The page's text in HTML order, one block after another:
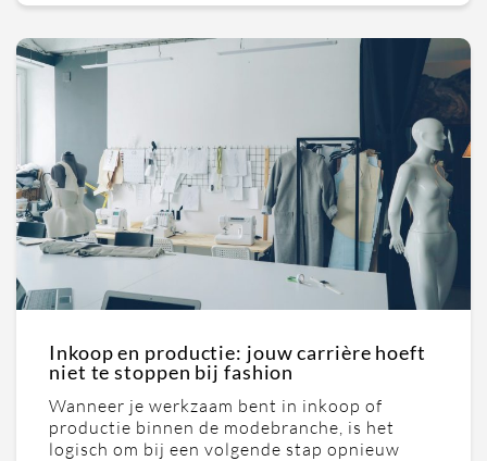
Inkoop en productie: jouw carrière hoeft
niet te stoppen bij fashion
Wanneer je werkzaam bent in inkoop of
productie binnen de modebranche, is het
logisch om bij een volgende stap opnieuw